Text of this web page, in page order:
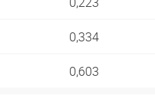
0,334
0,603